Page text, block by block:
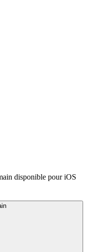
disponible pour iOS